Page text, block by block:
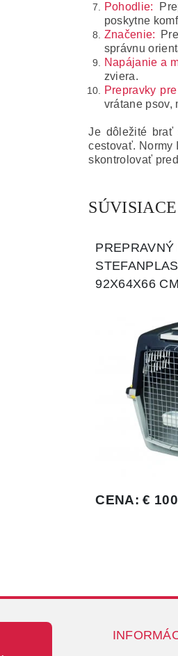
Pohodlie:
poskytne
Značenie:
správnu
Napájanie a
zviera.
Prepravky
vrátane psov,
Je dôležité brať
cestovať. Normy
skontrolovať